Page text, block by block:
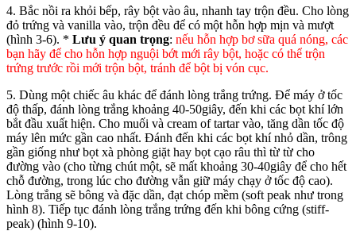
4. Bắc nồi ra khỏi bếp, rây bột vào âu, nhanh tay trộn đều. Cho lòng
đỏ trứng và vanilla vào, trộn đều để có một hỗn hợp mịn và mượt
(hình 3-6). * Lưu ý quan trọng: nếu hỗn hợp bơ sữa quá nóng, các
bạn hãy để cho hỗn hợp nguội bớt mới rây bột, hoặc có thể trộn
trứng trước rồi mới trộn bột, tránh để bột bị vón cục.
5. Dùng một chiếc âu khác để đánh lòng trắng trứng. Để máy ở tốc
độ thấp, đánh lòng trắng khoảng 40-50giây, đến khi các bọt khí lớn
bắt đầu xuất hiện. Cho muối và cream of tartar vào, tăng dần tốc độ
máy lên mức gần cao nhất. Đánh đến khi các bọt khí nhỏ dần, trông
gần giống như bọt xà phòng giặt hay bọt cạo râu thì từ từ cho
đường vào (cho từng chút một, sẽ mất khoảng 30-40giây để cho hết
chỗ đường, trong lúc cho đường vẫn giữ máy chạy ở tốc độ cao).
Lòng trắng sẽ bông và đặc dần, đạt chóp mềm (soft peak như trong
hình 8). Tiếp tục đánh lòng trắng trứng đến khi bông cứng (stiff-
peak) (hình 9-10).